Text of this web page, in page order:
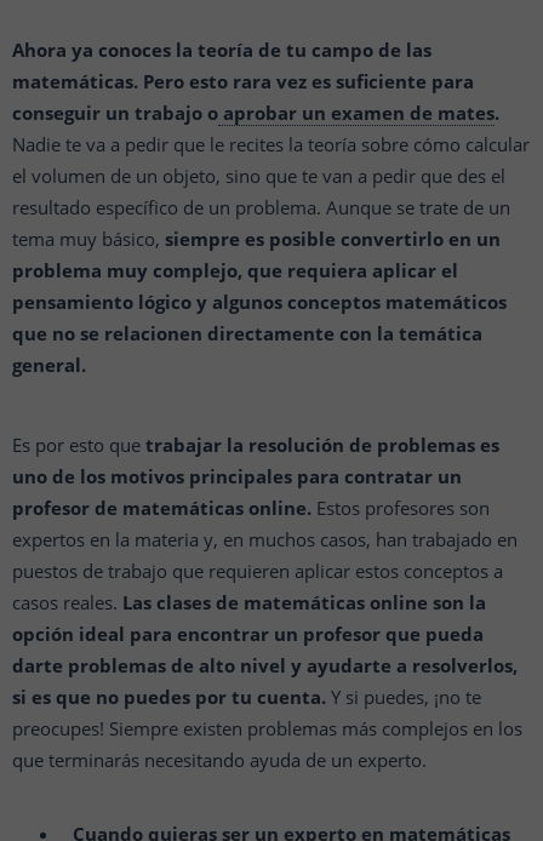
Ahora ya conoces la teoría de tu campo de las
matemáticas. Pero esto rara vez es suficiente para
conseguir un trabajo o aprobar un examen de mates.
Nadie te va a pedir que le recites la teoría sobre cómo calcular
el volumen de un objeto, sino que te van a pedir que des el
resultado específico de un problema. Aunque se trate de un
tema muy básico, siempre es posible convertirlo en un
problema muy complejo, que requiera aplicar el
pensamiento lógico y algunos conceptos matemáticos
que no se relacionen directamente con la temática
general.
Es por esto que trabajar la resolución de problemas es
uno de los motivos principales para contratar un
profesor de matemáticas online. Estos profesores son
expertos en la materia y, en muchos casos, han trabajado en
puestos de trabajo que requieren aplicar estos conceptos a
casos reales. Las clases de matemáticas online son la
opción ideal para encontrar un profesor que pueda
darte problemas de alto nivel y ayudarte a resolverlos,
si es que no puedes por tu cuenta. Y si puedes, ¡no te
preocupes! Siempre existen problemas más complejos en los
que terminarás necesitando ayuda de un experto.
Cuando quieras ser un experto en matemáticas